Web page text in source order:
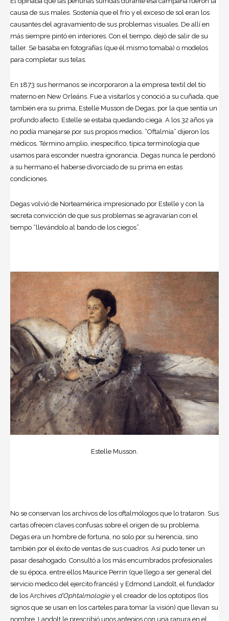
causa de sus males. Sostenía que el frío y el exceso de sol eran los
causantes del agravamiento de sus problemas visuales. De allí en
más siempre pintó en interiores. Con el tiempo, dejó de salir de su
taller. Se basaba en fotografías (que él mismo tomaba) o modelos
para completar sus telas.
En 1873 sus hermanos se incorporaron a la empresa textil del tío
materno en New Orleáns. Fue a visitarlos y conoció a su cuñada, que
también era su prima, Estelle Musson de Degas, por la que sentía un
profundo afecto. Estelle se estaba quedando ciega. A los 32 años ya
no podía manejarse por sus propios medios. “Oftalmía” dijeron los
médicos. Término amplio, inespecífico, típica terminología que
usamos para esconder nuestra ignorancia. Degas nunca le perdonó
a su hermano el haberse divorciado de su prima en estas
condiciones.
Degas volvió de Norteamérica impresionado por Estelle y con la
secreta convicción de que sus problemas se agravarían con el
tiempo “llevándolo al bando de los ciegos”.
Estelle Musson.
No se conservan los archivos de los oftalmólogos que lo trataron. Sus
cartas ofrecen claves confusas sobre el origen de su problema.
Degas era un hombre de fortuna, no solo por su herencia, sino
también por el éxito de ventas de sus cuadros. Así pudo tener un
pasar desahogado. Consultó a los más encumbrados profesionales
de su época, entre ellos Maurice Perrin (que llego a ser general del
servicio medico del ejercito francés) y Edmond Landolt, el fundador
de los Archives d’Ophtalmologiey el creador de los optotipos (los
signos que se usan en los carteles para tomar la visión) que llevan su
nombre. Landolt le prescribió unos anteojos con una ranura en el